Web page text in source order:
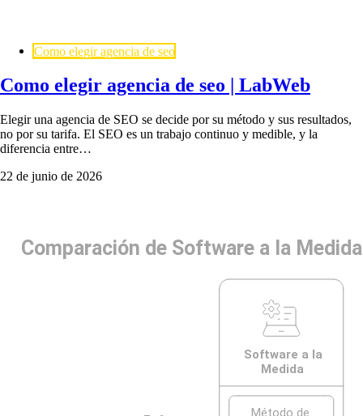
Como elegir agencia de seo
Como elegir agencia de seo | LabWeb
Elegir una agencia de SEO se decide por su método y sus resultados,
no por su tarifa. El SEO es un trabajo continuo y medible, y la
diferencia entre…
22 de junio de 2026